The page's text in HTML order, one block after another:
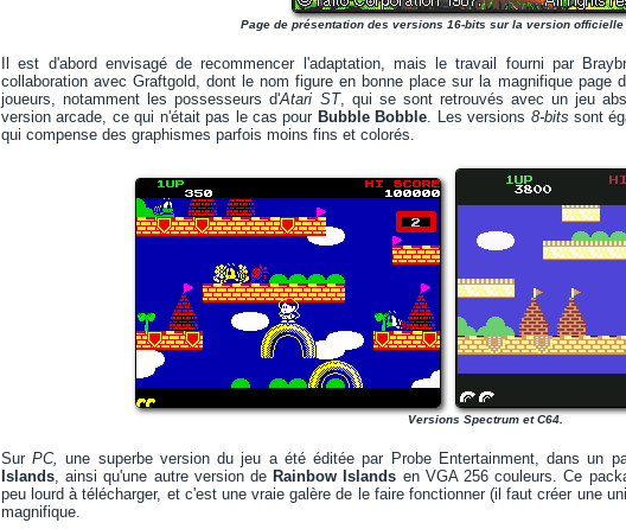
Page de présentation des versions 16-bits sur la version officielle
Il est d'abord envisagé de recommencer l'adaptation, mais le travail fourni par
collaboration avec Graftgold, dont le nom figure en bonne place sur la magnifique page
joueurs, notamment les possesseurs d'Atari ST, qui se sont retrouvés avec un jeu
version arcade, ce qui n'était pas le cas pour Bubble Bobble. Les versions 8-bits sont
qui compense des graphismes parfois moins fins et colorés.
Versions Spectrum et C64.
SurPC, une superbe version du jeu a été éditée par Probe Entertainment, dans un
Islands, ainsi qu'une autre version de Rainbow Islands en VGA 256 couleurs. Ce
peu lourd à télécharger, et c'est une vraie galère de le faire fonctionner (il faut créer une
magnifique.